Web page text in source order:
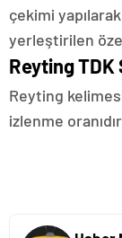
çekimi
yerleştirilen
Reyting TDK
Reyting
izlenme oranıdır.